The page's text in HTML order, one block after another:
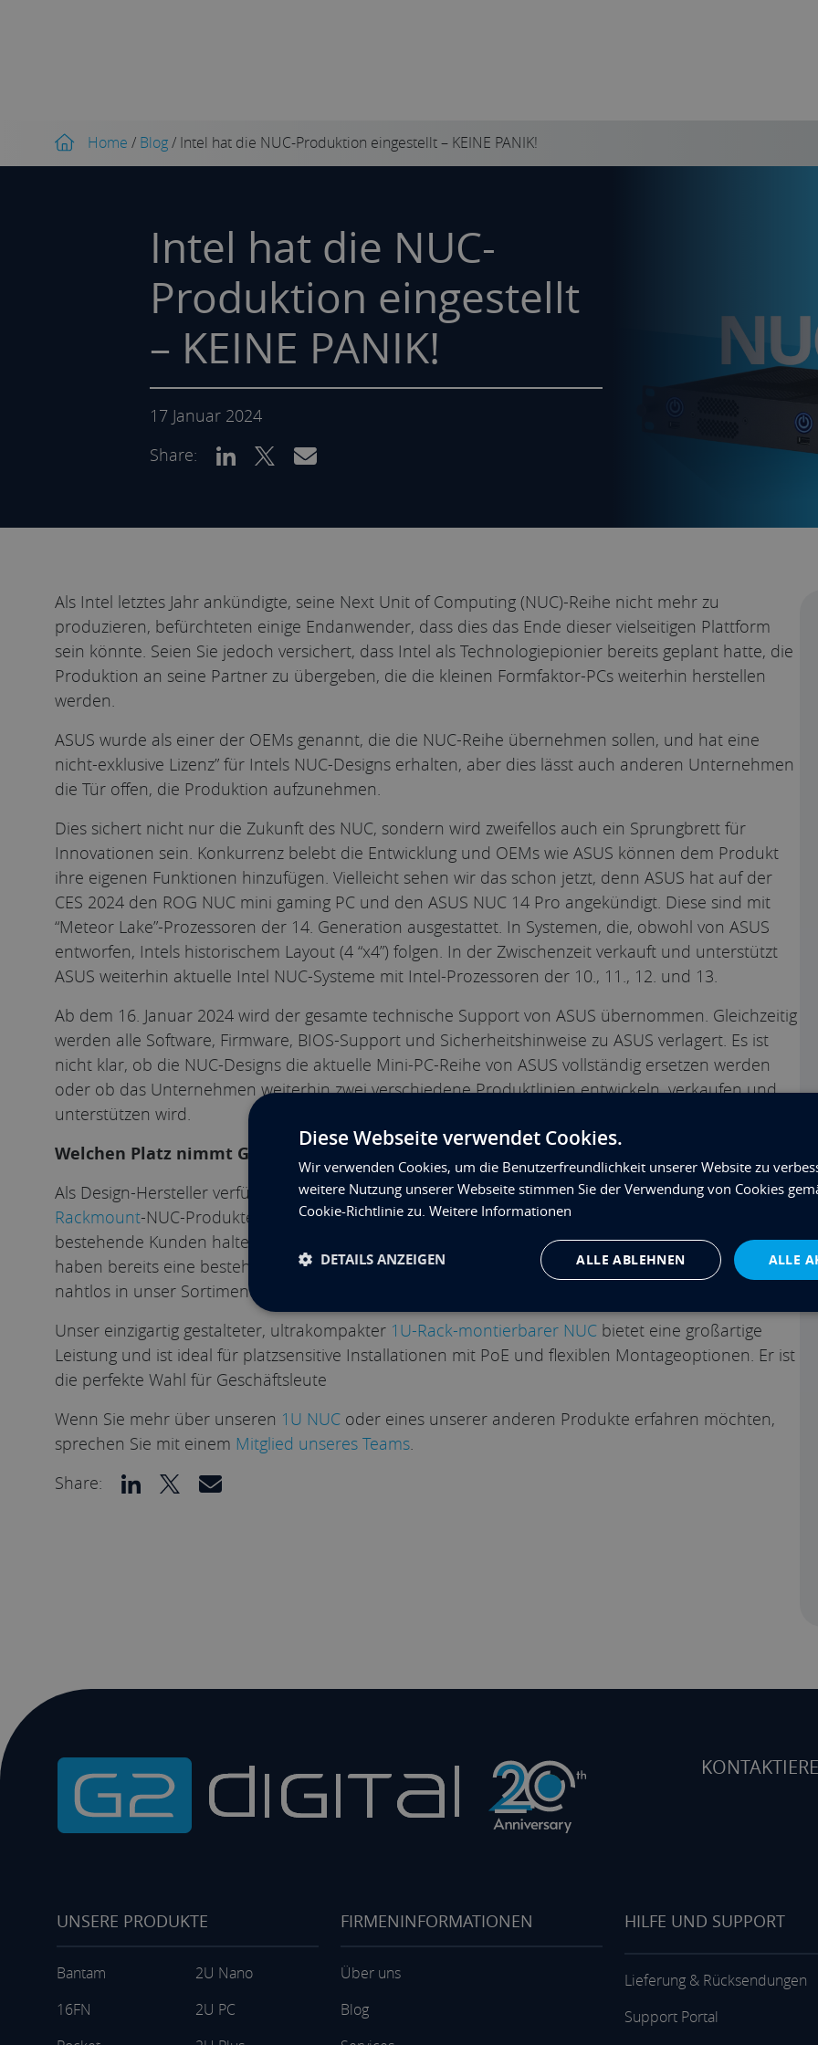
Home / Blog/ Intel hat die NUC-Produktion eingestellt – KEINE PANIK!
Intel hat die NUC-
Produktion eingestellt
– KEINE PANIK!
17 Januar 2024
Share:
Als Intel letztes Jahr ankündigte, seine Next Unit of Computing (NUC)-Reihe nicht mehr zu
produzieren, befürchteten einige Endanwender, dass dies das Ende dieser vielseitigen Plattform
sein könnte. Seien Sie jedoch versichert, dass Intel als Technologiepionier bereits geplant hatte, die
Produktion an seine Partner zu übergeben, die die kleinen Formfaktor-PCs weiterhin herstellen
werden.
ASUS wurde als einer der OEMs genannt, die die NUC-Reihe übernehmen sollen, und hat eine
nicht-exklusive Lizenz” für Intels NUC-Designs erhalten, aber dies lässt auch anderen Unternehmen
die Tür offen, die Produktion aufzunehmen.
Dies sichert nicht nur die Zukunft des NUC, sondern wird zweifellos auch ein Sprungbrett für
Innovationen sein. Konkurrenz belebt die Entwicklung und OEMs wie ASUS können dem Produkt
ihre eigenen Funktionen hinzufügen. Vielleicht sehen wir das schon jetzt, denn ASUS hat auf der
CES 2024 den ROG NUC mini gaming PC und den ASUS NUC 14 Pro angekündigt. Diese sind mit
“Meteor Lake”-Prozessoren der 14. Generation ausgestattet. In Systemen, die, obwohl von ASUS
entworfen, Intels historischem Layout (4 “x4”) folgen. In der Zwischenzeit verkauft und unterstützt
ASUS weiterhin aktuelle Intel NUC-Systeme mit Intel-Prozessoren der 10., 11., 12. und 13.
Ab dem 16. Januar 2024 wird der gesamte technische Support von ASUS übernommen. Gleichzeitig
werden alle Software, Firmware, BIOS-Support und Sicherheitshinweise zu ASUS verlagert. Es ist
nicht klar, ob die NUC-Designs die aktuelle Mini-PC-Reihe von ASUS vollständig ersetzen werden
oder ob das Unternehmen weiterhin zwei verschiedene Produktlinien entwickeln, verkaufen und
unterstützen wird.
Welchen Platz nimmt G2 Digital ein?
Als Design-Hersteller verfügen wir bereits über ein einzigartiges Angebot anlüfterlosenund
Rackmount-NUC-Produkten, die sich mit vielen der Intel NUC-Boards integrieren lassen. Für
bestehende Kunden halten wir einen beträchtlichen Bestand an Intel-Produkten bereit, aber wir
haben bereits eine bestehende Beziehung zu ASUS und führen deren neue Produkte bereits
nahtlos in unser Sortiment ein.
Unser einzigartig gestalteter, ultrakompakter 1U-Rack-montierbarer NUC bietet eine großartige
Leistung und ist ideal für platzsensitive Installationen mit PoE und flexiblen Montageoptionen. Er ist
die perfekte Wahl für Geschäftsleute
Wenn Sie mehr über unseren 1U NUC oder eines unserer anderen Produkte erfahren möchten,
sprechen Sie mit einem Mitglied unseres Teams
Share:
UNSERE PRODUKTE
Bantam
16FN
2U Nano
2U PC
FIRMENINFORMATIONEN
Über uns
Blog
HILFE UND SUPPORT
Lieferung & Rücksendungen
Support Portal
Diese Webseite verwendet Cookies.
Wir verwenden Cookies, um die Benutzerfreundlichkeit unserer Website zu
weitere Nutzung unserer Webseite stimmen Sie der Verwendung von Cookies
Cookie-Richtlinie zu. Weitere Informationen
ALLE
ALLE ABLEHNEN
DETAILS ANZEIGEN